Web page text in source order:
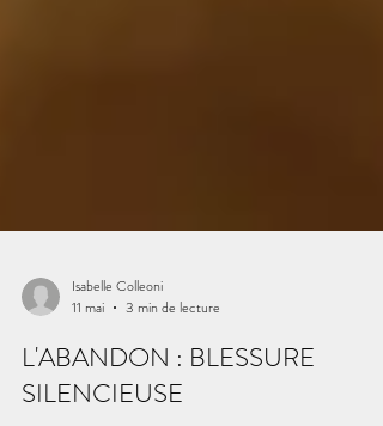
Isabelle Colleoni
11 mai
3 min de lecture